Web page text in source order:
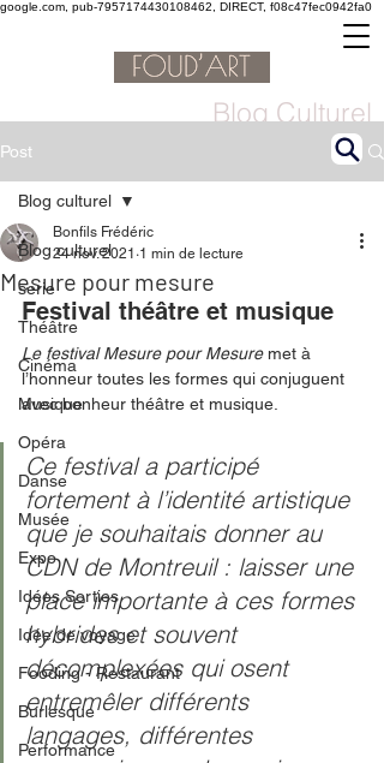
google.com, pub-7957174430108462, DIRECT, f08c47fec0942fa0
Blog Culturel
Post
Blog culturel
serie
Théâtre
Cinéma
Musique
Opéra
Danse
Musée
Expo
Idées Sorties
Idée de voyage
Fooding - Restaurant
Burlesque
Performance
Blog culturel
Mesure pour mesure
Bonfils Frédéric
24 nov. 2021 1 min de lecture
Festival théâtre et musique
Le festival Mesure pour Mesure met à
l’honneur toutes les formes qui conjuguent
avec bonheur théâtre et musique.
Ce festival a participé
fortement à l’identité artistique
que je souhaitais donner au
CDN de Montreuil : laisser une
place importante à ces formes
hybrides et souvent
décomplexées qui osent
entremêler différents
langages, différentes